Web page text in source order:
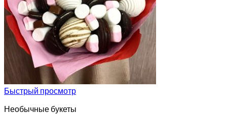
Быстрый просмотр
Необычные букеты